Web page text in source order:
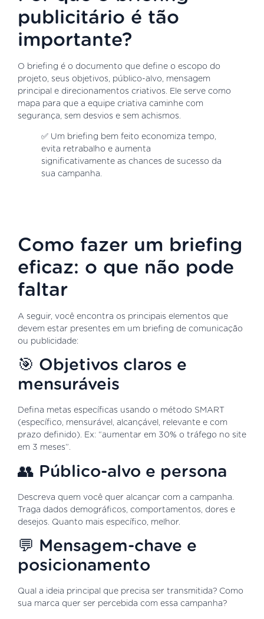
publicitário é tão
importante?
O briefing é o documento que define o escopo do
projeto, seus objetivos, público-alvo, mensagem
principal e direcionamentos criativos. Ele serve como
mapa para que a equipe criativa caminhe com
segurança, sem desvios e sem achismos.
✅ Um briefing bem feito economiza tempo,
evita retrabalho e aumenta
significativamente as chances de sucesso da
sua campanha.
Como fazer um briefing
eficaz: o que não pode
faltar
A seguir, você encontra os principais elementos que
devem estar presentes em um briefing de comunicação
ou publicidade:
🎯 Objetivos claros e
mensuráveis
Defina metas específicas usando o método SMART
(específico, mensurável, alcançável, relevante e com
prazo definido). Ex: “aumentar em 30% o tráfego no site
em 3 meses”.
👥 Público-alvo e persona
Descreva quem você quer alcançar com a campanha.
Traga dados demográficos, comportamentos, dores e
desejos. Quanto mais específico, melhor.
💬 Mensagem-chave e
posicionamento
Qual a ideia principal que precisa ser transmitida? Como
sua marca quer ser percebida com essa campanha?